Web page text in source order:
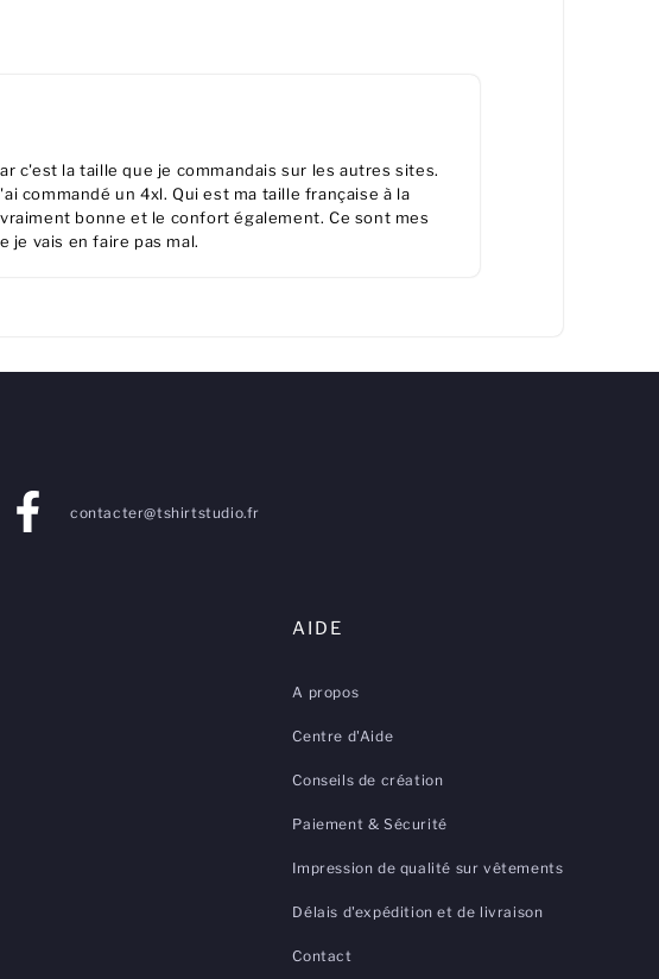
c'est la taille que je commandais sur les autres sites.
commandé un 4xl. Qui est ma taille française à la
bonne et le confort également. Ce sont mes
je vais en faire pas mal.
contacter@tshirtstudio.fr
AIDE
A propos
Centre d'Aide
Conseils de création
Paiement & Sécurité
Impression de qualité sur vêtements
Délais d'expédition et de livraison
Contact